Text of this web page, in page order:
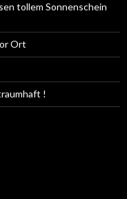
tollem Sonnenschein
Ort
!